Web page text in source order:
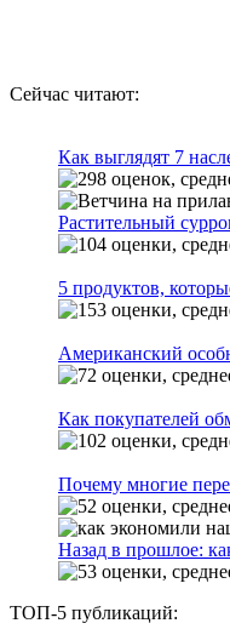
Сейчас читают:
Как выглядят 7
Растительный
5 продуктов,
Американский
Как покупателей
Почему многие
Назад в прошлое:
ТОП-5 публикаций: